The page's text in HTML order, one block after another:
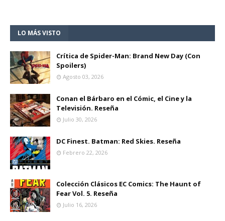
LO MÁS VISTO
Crítica de Spider-Man: Brand New Day (Con
Spoilers)
Agosto 03, 2026
Conan el Bárbaro en el Cómic, el Cine y la
Televisión. Reseña
Julio 30, 2026
DC Finest. Batman: Red Skies. Reseña
Febrero 22, 2026
Colección Clásicos EC Comics: The Haunt of
Fear Vol. 5. Reseña
Julio 16, 2026